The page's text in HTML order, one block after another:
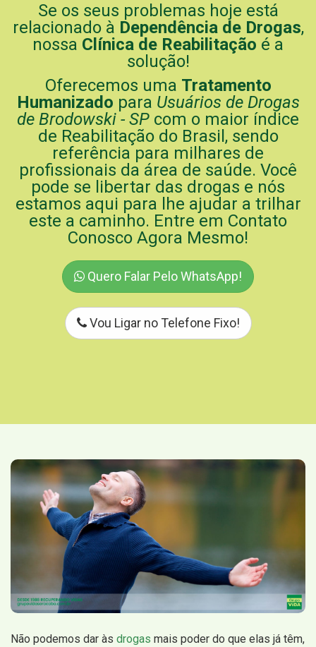
Se os seus problemas hoje está
relacionado à Dependência de Drogas,
nossa Clínica de Reabilitação é a
solução!
Oferecemos uma Tratamento
Humanizado para Usuários de Drogas
de Brodowski - SP com o maior índice
de Reabilitação do Brasil, sendo
referência para milhares de
profissionais da área de saúde. Você
pode se libertar das drogas e nós
estamos aqui para lhe ajudar a trilhar
este a caminho. Entre em Contato
Conosco Agora Mesmo!
Quero Falar Pelo WhatsApp!
Vou Ligar no Telefone Fixo!
Não podemos dar às drogas mais poder do que elas já têm,